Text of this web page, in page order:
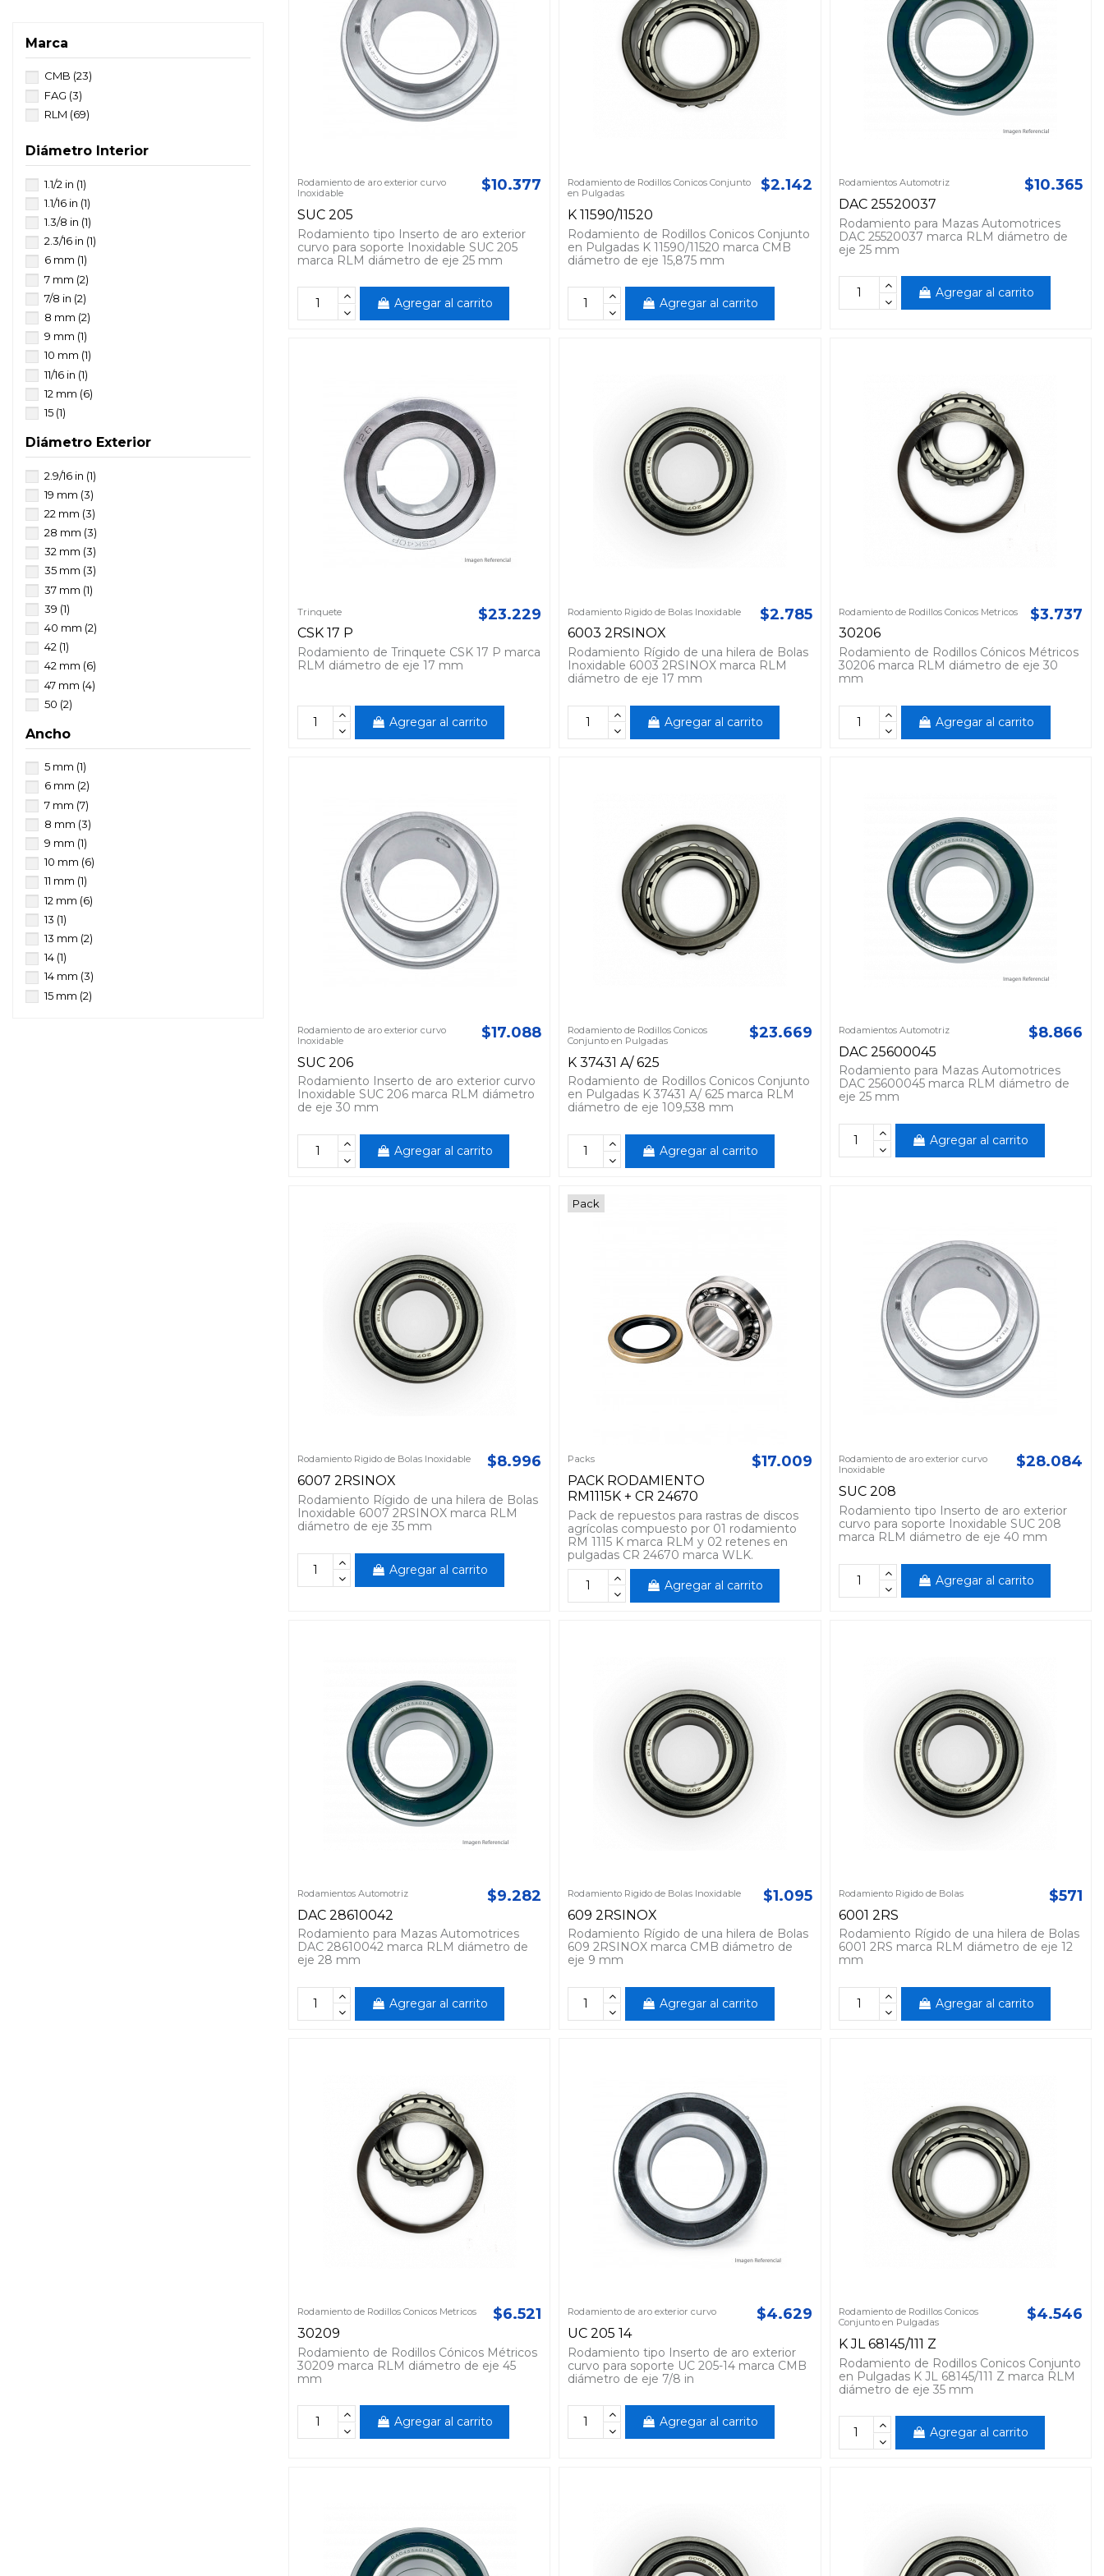
Rodamiento de aro exterior curvo
Inoxidable
SUC 205
$10.377
Rodamiento tipo Inserto de aro exterior
curvo para soporte Inoxidable SUC 205
marca RLM diámetro de eje 25 mm
Agregar al carrito
Rodamiento de Rodillos Conicos Conjunto
en Pulgadas
K 11590/11520
$2.142
Rodamiento de Rodillos Conicos Conjunto
en Pulgadas K 11590/11520 marca CMB
diámetro de eje 15,875 mm
Agregar al carrito
Rodamientos Automotriz
DAC 25520037
$10.365
Rodamiento para Mazas Automotrices
DAC 25520037 marca RLM diámetro de
eje 25 mm
Agregar al carrito
Trinquete
CSK 17 P
$23.229
Rodamiento de Trinquete CSK 17 P marca
RLM diámetro de eje 17 mm
Agregar al carrito
Rodamiento Rigido de Bolas Inoxidable
6003 2RSINOX
$2.785
Rodamiento Rígido de una hilera de Bolas
Inoxidable 6003 2RSINOX marca RLM
diámetro de eje 17 mm
Agregar al carrito
Rodamiento de Rodillos Conicos Metricos
30206
$3.737
Rodamiento de Rodillos Cónicos Métricos
30206 marca RLM diámetro de eje 30
mm
Agregar al carrito
Rodamiento de aro exterior curvo
Inoxidable
SUC 206
$17.088
Rodamiento Inserto de aro exterior curvo
Inoxidable SUC 206 marca RLM diámetro
de eje 30 mm
Agregar al carrito
Rodamiento de Rodillos Conicos
Conjunto en Pulgadas
K 37431 A/ 625
$23.669
Rodamiento de Rodillos Conicos Conjunto
en Pulgadas K 37431 A/ 625 marca RLM
diámetro de eje 109,538 mm
Agregar al carrito
Rodamientos Automotriz
DAC 25600045
$8.866
Rodamiento para Mazas Automotrices
DAC 25600045 marca RLM diámetro de
eje 25 mm
Agregar al carrito
Rodamiento Rigido de Bolas Inoxidable
6007 2RSINOX
$8.996
Rodamiento Rígido de una hilera de Bolas
Inoxidable 6007 2RSINOX marca RLM
diámetro de eje 35 mm
Agregar al carrito
Pack
Packs
PACK RODAMIENTO
RM1115K + CR 24670
$17.009
Pack de repuestos para rastras de discos
agrícolas compuesto por 01 rodamiento
RM 1115 K marca RLM y 02 retenes en
pulgadas CR 24670 marca WLK.
Agregar al carrito
Rodamiento de aro exterior curvo
Inoxidable
SUC 208
$28.084
Rodamiento tipo Inserto de aro exterior
curvo para soporte Inoxidable SUC 208
marca RLM diámetro de eje 40 mm
Agregar al carrito
Rodamientos Automotriz
DAC 28610042
$9.282
Rodamiento para Mazas Automotrices
DAC 28610042 marca RLM diámetro de
eje 28 mm
Agregar al carrito
Rodamiento Rigido de Bolas Inoxidable
609 2RSINOX
$1.095
Rodamiento Rígido de una hilera de Bolas
609 2RSINOX marca CMB diámetro de
eje 9 mm
Agregar al carrito
Rodamiento Rigido de Bolas
6001 2RS
$571
Rodamiento Rígido de una hilera de Bolas
6001 2RS marca RLM diámetro de eje 12
mm
Agregar al carrito
Rodamiento de Rodillos Conicos Metricos
30209
$6.521
Rodamiento de Rodillos Cónicos Métricos
30209 marca RLM diámetro de eje 45
mm
Agregar al carrito
Rodamiento de aro exterior curvo
UC 205 14
$4.629
Rodamiento tipo Inserto de aro exterior
curvo para soporte UC 205-14 marca CMB
diámetro de eje 7/8 in
Agregar al carrito
Rodamiento de Rodillos Conicos
Conjunto en Pulgadas
K JL 68145/111 Z
$4.546
Rodamiento de Rodillos Conicos Conjunto
en Pulgadas K JL 68145/111 Z marca RLM
diámetro de eje 35 mm
Agregar al carrito
Marca
CMB (23)
FAG (3)
RLM (69)
Diámetro Interior
1.1/2 in (1)
1.1/16 in (1)
1.3/8 in (1)
2.3/16 in (1)
6 mm (1)
7 mm (2)
7/8 in (2)
8 mm (2)
9 mm (1)
10 mm (1)
11/16 in (1)
12 mm (6)
15 (1)
16.26 mm (1)
17 mm
(4)
20 mm(6)
25 mm (7)
27/32 in (1)
28 mm (1)
30 mm(9)
34 mm (2)
35 mm
38 mm (2)
39 mm
40 mm(8)
45
45 mm
55 mm
65 mm(3)
70 mm(2)
109(1)
Diámetro Exterior
2.9/16 in (1)
19 mm (3)
22 mm (3)
28 mm (3)
32 mm (3)
35 mm (3)
37 mm (1)
39 (1)
40 mm (2)
42 (1)
42 mm (6)
47 mm (4)
50 (2)
55 mm
60 mm(1)
61 mm(1)
62 mm(7)
64 mm(1)
66 mm(1)
68 mm(1)
70 mm(1)
72 mm(3)
74 mm
75 mm(1)
80 mm
85 mm(2)
90 mm(3)
Ancho
5 mm (1)
6 mm (2)
7 mm (7)
8 mm (3)
9 mm (1)
10 mm (6)
11 mm (1)
12 mm (6)
13 (1)
13 mm (2)
14 (1)
14 mm (3)
15 mm (2)